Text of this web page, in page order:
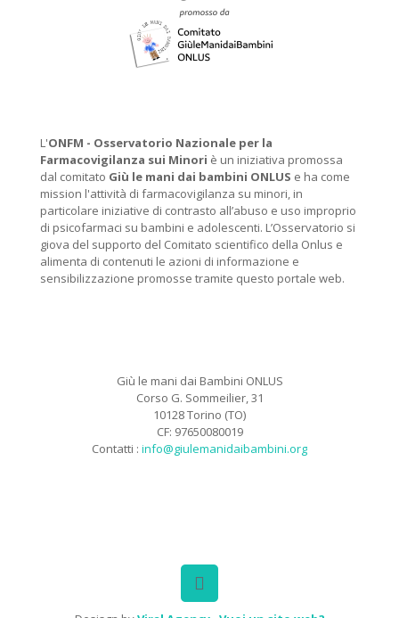
L'ONFM - Osservatorio Nazionale per la
Farmacovigilanza sui Minori è un iniziativa promossa
dal comitato Giù le mani dai bambini ONLUS e ha come
mission l'attività di farmacovigilanza su minori, in
particolare iniziative di contrasto all’abuso e uso improprio
di psicofarmaci su bambini e adolescenti. L’Osservatorio si
giova del supporto del Comitato scientifico della Onlus e
alimenta di contenuti le azioni di informazione e
sensibilizzazione promosse tramite questo portale web.
Giù le mani dai Bambini ONLUS
Corso G. Sommeilier, 31
10128 Torino (TO)
CF: 97650080019
Contatti : info@giulemanidaibambini.org